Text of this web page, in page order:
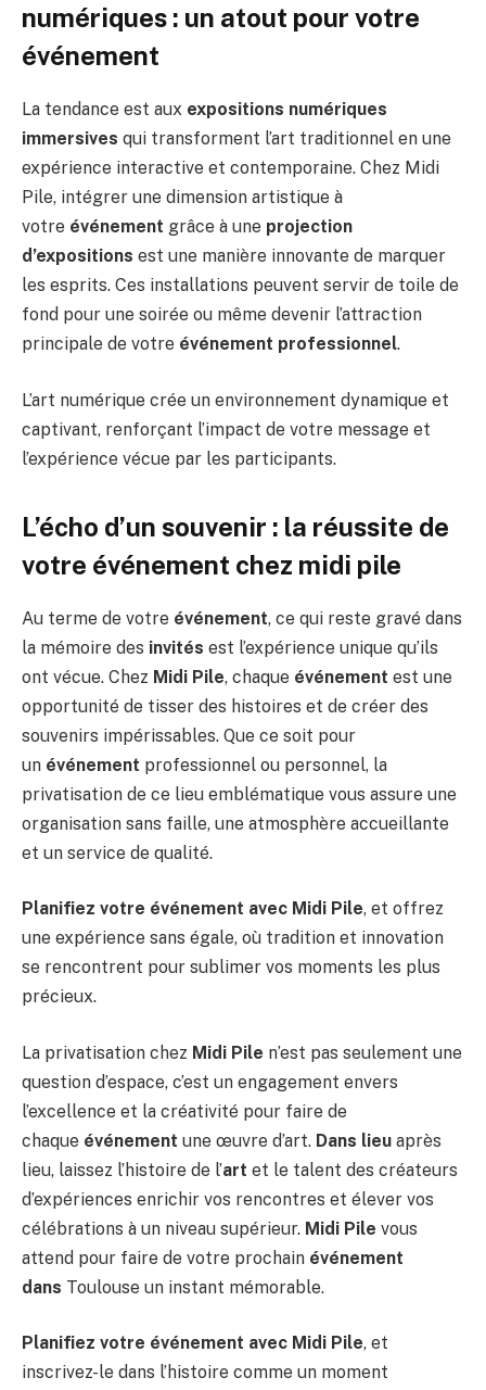
numériques : un atout pour votre
événement
La tendance est aux expositions numériques
immersives qui transforment l’art traditionnel en une
expérience interactive et contemporaine. Chez Midi
Pile, intégrer une dimension artistique à
votre événement grâce à une projection
d’expositions est une manière innovante de marquer
les esprits. Ces installations peuvent servir de toile de
fond pour une soirée ou même devenir l’attraction
principale de votre événement professionnel.
L’art numérique crée un environnement dynamique et
captivant, renforçant l’impact de votre message et
l’expérience vécue par les participants.
L’écho d’un souvenir : la réussite de
votre événement chez midi pile
Au terme de votre événement, ce qui reste gravé dans
la mémoire des invités est l’expérience unique qu’ils
ont vécue. Chez Midi Pile, chaque événement est une
opportunité de tisser des histoires et de créer des
souvenirs impérissables. Que ce soit pour
un événement professionnel ou personnel, la
privatisation de ce lieu emblématique vous assure une
organisation sans faille, une atmosphère accueillante
et un service de qualité.
Planifiez votre événement avec Midi Pile, et offrez
une expérience sans égale, où tradition et innovation
se rencontrent pour sublimer vos moments les plus
précieux.
La privatisation chez Midi Pile n’est pas seulement une
question d’espace, c’est un engagement envers
l’excellence et la créativité pour faire de
chaque événement une œuvre d’art. Dans lieu après
lieu, laissez l’histoire de l’art et le talent des créateurs
d’expériences enrichir vos rencontres et élever vos
célébrations à un niveau supérieur. Midi Pile vous
attend pour faire de votre prochain événement
dans Toulouse un instant mémorable.
Planifiez votre événement avec Midi Pile, et
inscrivez-le dans l’histoire comme un moment